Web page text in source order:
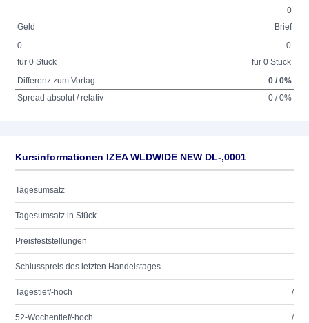
0
Geld
Brief
0
für 0 Stück
0
für 0 Stück
Differenz zum Vortag
0 / 0%
Spread absolut / relativ
0 / 0%
Kursinformationen IZEA WLDWIDE NEW DL-,0001
Tagesumsatz
Tagesumsatz in Stück
Preisfeststellungen
Schlusspreis des letzten Handelstages
Tagestief/-hoch /
52-Wochentief/-hoch /